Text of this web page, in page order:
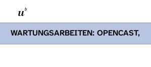
WARTUNGSARBEITEN: OPENCAST,
PODCASTS & TOBIRA
Mi 19. August